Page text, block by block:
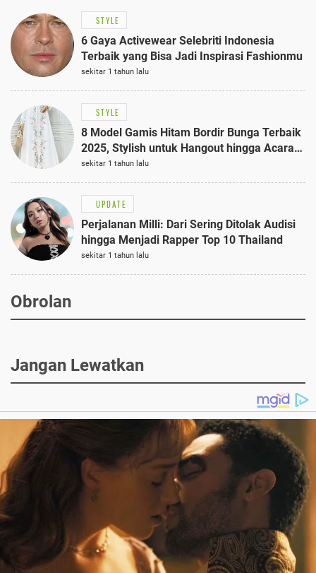
STYLE
6 Gaya Activewear Selebriti Indonesia
Terbaik yang Bisa Jadi Inspirasi Fashionmu
sekitar 1 tahun lalu
STYLE
8 Model Gamis Hitam Bordir Bunga Terbaik
2025, Stylish untuk Hangout hingga Acara
Semi-Formal
sekitar 1 tahun lalu
UPDATE
Perjalanan Milli: Dari Sering Ditolak Audisi
hingga Menjadi Rapper Top 10 Thailand
sekitar 1 tahun lalu
Obrolan
Jangan Lewatkan